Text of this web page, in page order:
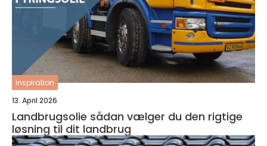
inspiration
13. April 2026
Landbrugsolie sådan vælger du den rigtige
løsning til dit landbrug